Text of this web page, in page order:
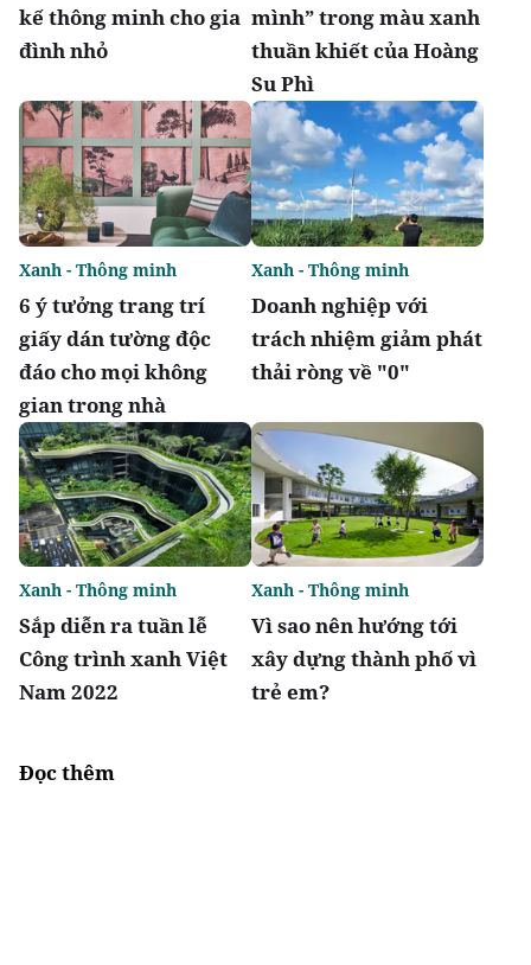
kế thông minh cho gia
đình nhỏ
mình” trong màu xanh
thuần khiết của Hoàng
Su Phì
6 ý tưởng trang trí
giấy dán tường độc
đáo cho mọi không
gian trong nhà
Xanh - Thông minh
Doanh nghiệp với
trách nhiệm giảm phát
thải ròng về "0"
Xanh - Thông minh
Sắp diễn ra tuần lễ
Công trình xanh Việt
Nam 2022
Xanh - Thông minh
Vì sao nên hướng tới
xây dựng thành phố vì
trẻ em?
Xanh - Thông minh
Đọc thêm